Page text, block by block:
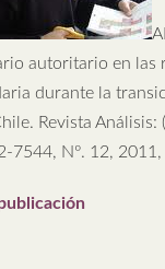
autoritario en las
durante la
Revista Análisis: (
7544, Nº. 12,